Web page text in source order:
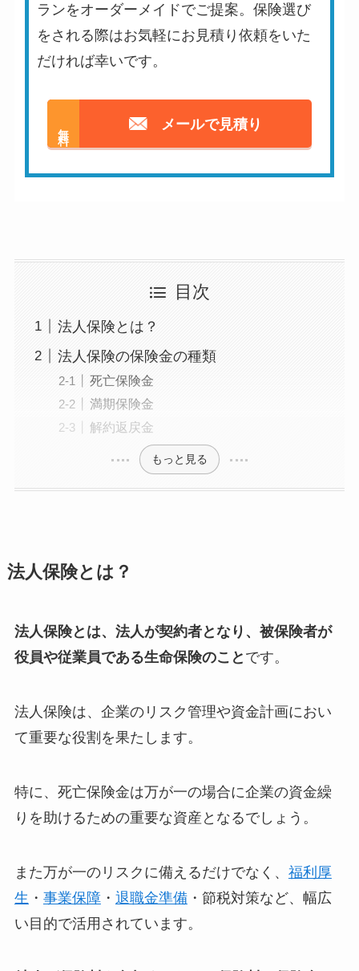
ランをオーダーメイドでご提案。保険選び
をされる際はお気軽にお見積り依頼をいた
だければ幸いです。
メールで見積り
目次
法人保険とは？
法人保険の保険金の種類
死亡保険金
満期保険金
解約返戻金
もっと見る
法人保険とは？
法人保険とは、法人が契約者となり、被保険者が
役員や従業員である生命保険のこと です。
法人保険は、企業のリスク管理や資金計画におい
て重要な役割を果たします。
特に、死亡保険金は万が一の場合に企業の資金繰
りを助けるための重要な資産となるでしょう。
また万が一のリスクに備えるだけでなく、 福利厚
生 ・ 事業保障・ 退職金準備・節税対策など、幅広
い目的で活用されています。